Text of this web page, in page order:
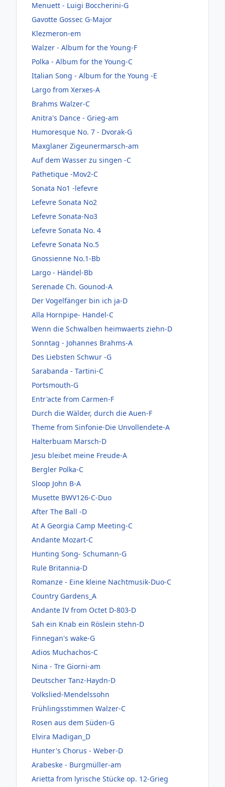
Menuett - Luigi Boccherini-G
Gavotte Gossec G-Major
Klezmeron-em
Walzer - Album for the Young-F
Polka - Album for the Young-C
Italian Song - Album for the Young -E
Largo from Xerxes-A
Brahms Walzer-C
Anitra's Dance - Grieg-am
Humoresque No. 7 - Dvorak-G
Maxglaner Zigeunermarsch-am
Auf dem Wasser zu singen -C
Pathetique -Mov2-C
Sonata No1 -lefevre
Lefevre Sonata No2
Lefevre Sonata-No3
Lefevre Sonata No. 4
Lefevre Sonata No.5
Gnossienne No.1-Bb
Largo - Händel-Bb
Serenade Ch. Gounod-A
Der Vogelfänger bin ich ja-D
Alla Hornpipe- Handel-C
Wenn die Schwalben heimwaerts ziehn-D
Sonntag - Johannes Brahms-A
Des Liebsten Schwur -G
Sarabanda - Tartini-C
Portsmouth-G
Entr'acte from Carmen-F
Durch die Wälder, durch die Auen-F
Theme from Sinfonie-Die Unvollendete-A
Halterbuam Marsch-D
Jesu bleibet meine Freude-A
Bergler Polka-C
Sloop John B-A
Musette BWV126-C-Duo
After The Ball -D
At A Georgia Camp Meeting-C
Andante Mozart-C
Hunting Song- Schumann-G
Rule Britannia-D
Romanze - Eine kleine Nachtmusik-Duo-C
Country Gardens_A
Andante IV from Octet D-803-D
Sah ein Knab ein Röslein stehn-D
Finnegan's wake-G
Adios Muchachos-C
Nina - Tre Giorni-am
Deutscher Tanz-Haydn-D
Volkslied-Mendelssohn
Frühlingsstimmen Walzer-C
Rosen aus dem Süden-G
Elvira Madigan_D
Hunter's Chorus - Weber-D
Arabeske - Burgmüller-am
Arietta from lyrische Stücke op. 12-Grieg